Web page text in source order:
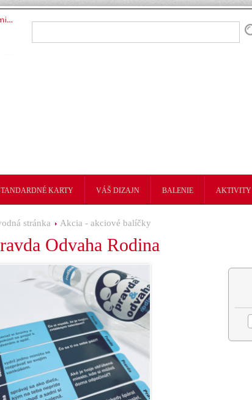
KARTY VÁŠ DIZAJN BALENIE AKTIVITY
stránka Akcia - akciové balíčky
Odvaha Rodina